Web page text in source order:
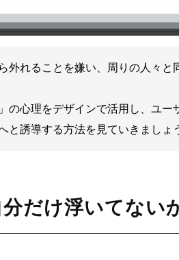
外れることを嫌い、周りの人々と
の心理をデザインで活用し、ユー
と誘導する方法を見ていきましょ
だけ浮いてない